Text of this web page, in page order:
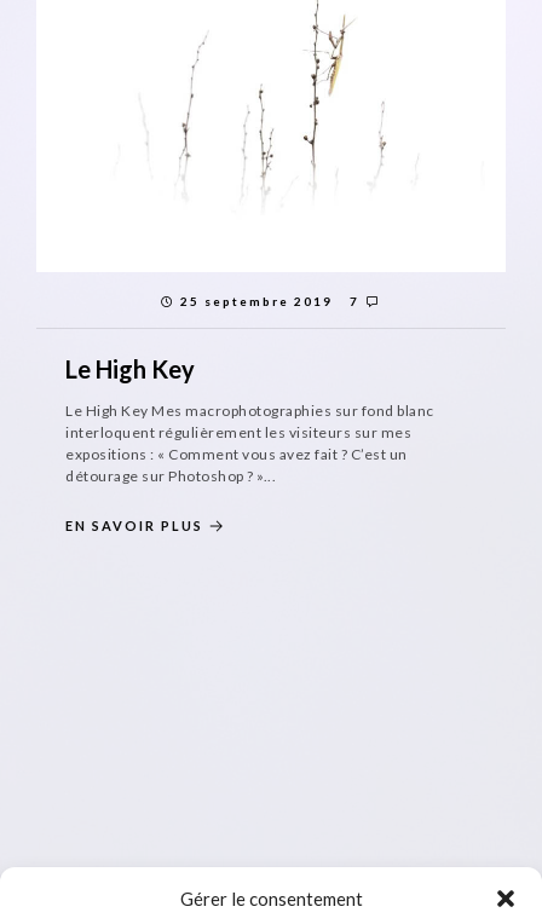
Gérer le consentement
25 septembre 2019 7
Le High Key
Le High Key Mes macrophotographies sur fond blanc
interloquent régulièrement les visiteurs sur mes
expositions : « Comment vous avez fait ? C’est un
détourage sur Photoshop ? »...
EN SAVOIR PLUS